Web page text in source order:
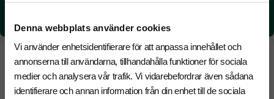
Denna webbplats använder cookies
Vi använder enhetsidentifierare för att anpassa innehållet och
annonserna till användarna, tillhandahålla funktioner för sociala
medier och analysera vår trafik. Vi vidarebefordrar även sådana
identifierare och annan information från din enhet till de sociala